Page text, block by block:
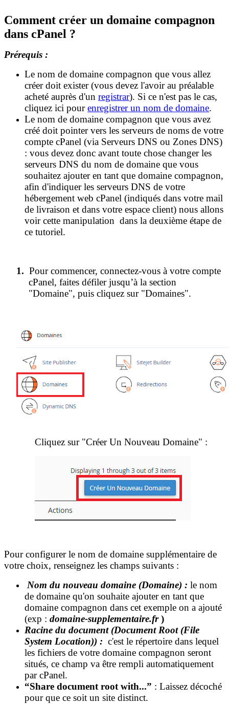
Comment créer un domaine compagnon
dans cPanel ?
Prérequis :
Le nom de domaine compagnon que vous allez
créer doit exister(vous devez l'avoir au préalable
acheté auprès d'un registrar). Si ce n'est pas le cas,
cliquez ici pourenregistrer un nom de domaine.
Le nom de domaine compagnon que vous avez
créé doit pointer vers les serveurs de noms de votre
compte cPanel (via Serveurs DNS ou Zones DNS)
: vous devez donc avant toute chose changer les
serveurs DNS du nom de domaine que vous
souhaitez ajouter en tant que domaine compagnon,
afin d'indiquer les serveurs DNS de votre
hébergement web cPanel (indiqués dans votre mail
de livraison et dans votre espace client) nous allons
voir cette manipulation dans la deuxième étape de
ce tutoriel.
1. Pour commencer, connectez-vous à votre compte
cPanel, faites défiler jusqu’à la section
"Domaine", puis cliquez sur "Domaines".
Cliquez sur "Créer Un Nouveau Domaine" :
Pour configurer le nom de domaine supplémentaire de
votre choix, renseignez les champs suivants :
Nom du nouveau domaine (Domaine) : le nom
de domaine qu'on souhaite ajouter en tant que
domaine compagnon dans cet exemple on a ajouté
(exp : domaine-supplementaire.fr)
Racine du document (Document Root (File
System Location)) : c'est le répertoire dans lequel
les fichiers de votre domaine compagnon seront
situés, ce champ va être rempli automatiquement
par cPanel.
“Share document root with...” : Laissez décoché
pour que ce soit un site distinct.